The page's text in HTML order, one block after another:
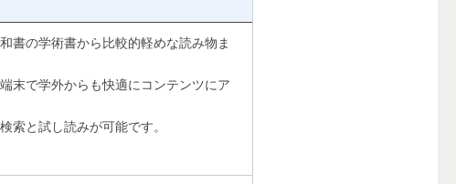
書の学術書から比較的軽めな読み物ま
末で学外からも快適にコンテンツにア
索と試し読みが可能です。